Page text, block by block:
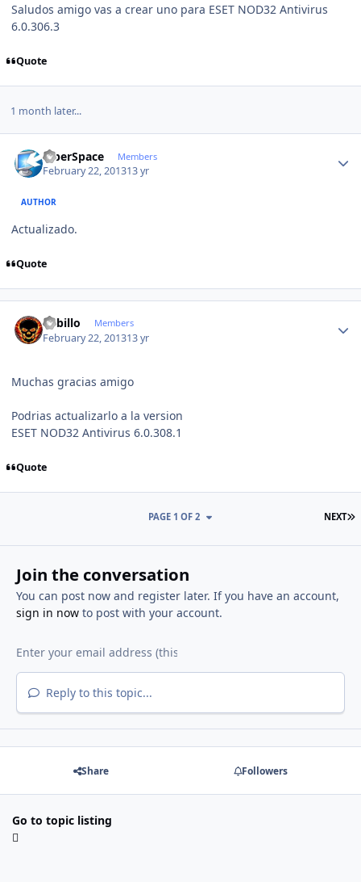
Saludos amigo vas a crear uno para ESET NOD32 Antivirus
6.0.306.3
Quote
1 month later...
CiberSpace Members
February 22, 201313 yr
AUTHOR
Actualizado.
Quote
Lobillo Members
February 22, 201313 yr
Muchas gracias amigo
Podrias actualizarlo a la version
ESET NOD32 Antivirus 6.0.308.1
Quote
NEXT
PAGE 1 OF 2
Join the conversation
You can post now and register later. If you have an account,
sign in nowto post with your account.
Reply to this topic...
Share Followers
Go to topic listing